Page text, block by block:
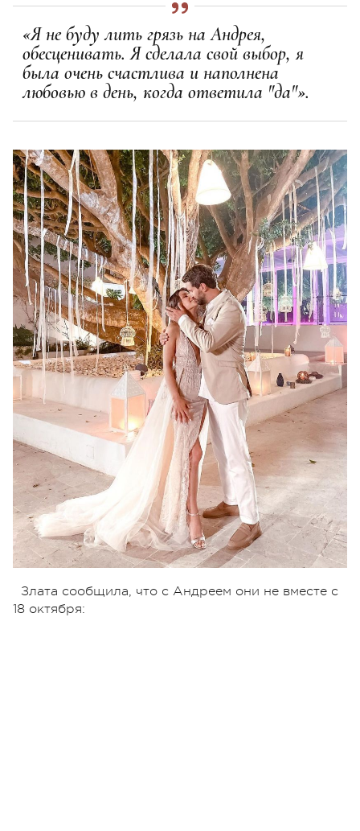
«Я не буду лить грязь на Андрея,
обесценивать. Я сделала свой выбор, я
была очень счастлива и наполнена
любовью в день, когда ответила "да"».
Злата сообщила, что с Андреем они не вместе с
18 октября: